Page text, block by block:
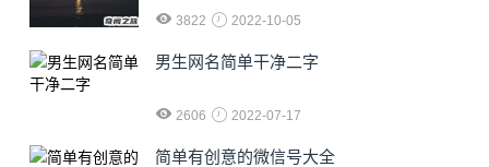
3822 2022-10-05
男生网名简单干净二字
2606 2022-07-17
简单有创意的微信号大全